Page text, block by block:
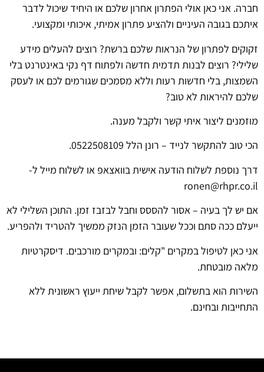
חברה. אני כאן אולי הפתרון אחרון שלכם או היחיד שיכול לדבר
איתכם בגובה העיניים ולהציע פתרון אמיתי, איכותי ומקצועי.
זקוקים לפתרון של הנראות שלכם ברשת? רוצים להעלים מידע
שלילי? רוצים לבנות תדמית חדשה ולפתוח דף נקי באינטרנט בלי
השמצות, בלי חדשות רעות וללא מסמכים שגורמים לכם או לעסק
שלכם להיראות לא טוב?
מוזמנים ליצור איתי קשר ולקבל מענה.
הכי טוב להתקשר לנייד – רונן הלל 0522508109.
דרך נוספת לשלוח הודעה אישית בוואצאפ או לשלוח מייל ל-
ronen@rhpr.co.il
אם יש לך בעיה – אסור להססס וחבל לבזבז זמן. התוכן השלילי לא
ייעלם ככה סתם וככל שעובר הזמן הנזק ממשיך להטריד ולהפריע.
אני כאן לטיפול במקרים "קלים: ובמקרים מורכבים. דיסקרטיות
מלאה מובטחת.
השירות הוא בתשלום, אפשר לקבל שיחת ייעוץ ראשונית ללא
התחייבות ובחינם.